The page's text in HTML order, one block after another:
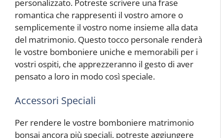
personalizzato. Potreste scrivere una frase
romantica che rappresenti il vostro amore o
semplicemente il vostro nome insieme alla data
del matrimonio. Questo tocco personale renderà
le vostre bomboniere uniche e memorabili per i
vostri ospiti, che apprezzeranno il gesto di aver
pensato a loro in modo così speciale.
Accessori Speciali
Per rendere le vostre bomboniere matrimonio
bonsai ancora più speciali, potreste aggiungere